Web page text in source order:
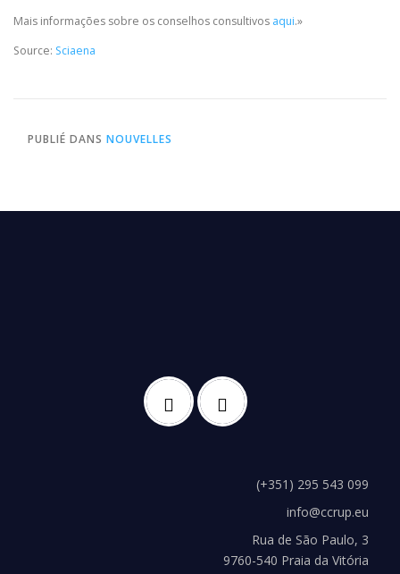
Mais informações sobre os conselhos consultivos aqui.»
Source: Sciaena
PUBLIÉ DANS NOUVELLES
(+351) 295 543 099
info@ccrup.eu
Rua de São Paulo, 3
9760-540 Praia da Vitória